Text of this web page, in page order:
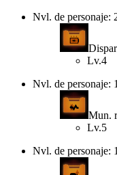
Nvl. de personaje:
Lv.4
Nvl. de personaje:
Mun.
Lv.5
Nvl. de personaje: